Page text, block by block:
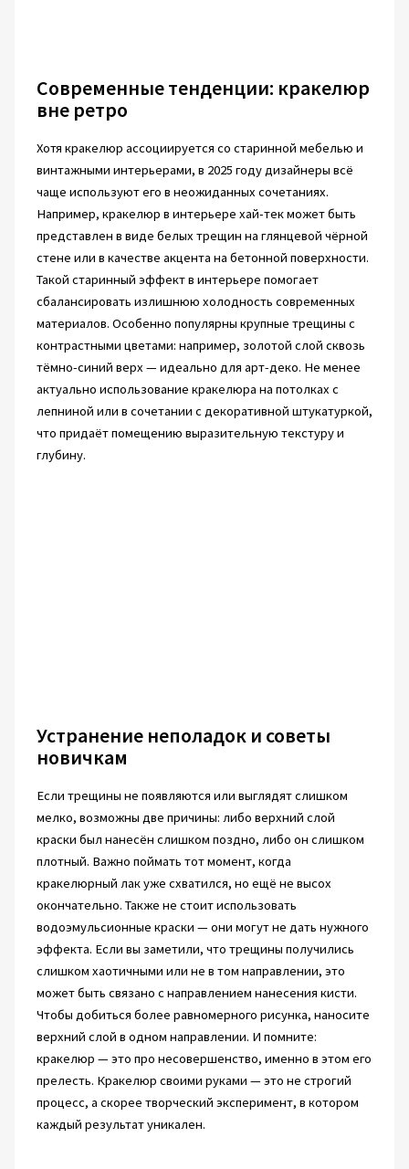
Современные тенденции: кракелюр
вне ретро
Хотя кракелюр ассоциируется со старинной мебелью и
винтажными интерьерами, в 2025 году дизайнеры всё
чаще используют его в неожиданных сочетаниях.
Например, кракелюр в интерьере хай-тек может быть
представлен в виде белых трещин на глянцевой чёрной
стене или в качестве акцента на бетонной поверхности.
Такой старинный эффект в интерьере помогает
сбалансировать излишнюю холодность современных
материалов. Особенно популярны крупные трещины с
контрастными цветами: например, золотой слой сквозь
тёмно-синий верх — идеально для арт-деко. Не менее
актуально использование кракелюра на потолках с
лепниной или в сочетании с декоративной штукатуркой,
что придаёт помещению выразительную текстуру и
глубину.
Устранение неполадок и советы
новичкам
Если трещины не появляются или выглядят слишком
мелко, возможны две причины: либо верхний слой
краски был нанесён слишком поздно, либо он слишком
плотный. Важно поймать тот момент, когда
кракелюрный лак уже схватился, но ещё не высох
окончательно. Также не стоит использовать
водоэмульсионные краски — они могут не дать нужного
эффекта. Если вы заметили, что трещины получились
слишком хаотичными или не в том направлении, это
может быть связано с направлением нанесения кисти.
Чтобы добиться более равномерного рисунка, наносите
верхний слой в одном направлении. И помните:
кракелюр — это про несовершенство, именно в этом его
прелесть. Кракелюр своими руками — это не строгий
процесс, а скорее творческий эксперимент, в котором
каждый результат уникален.